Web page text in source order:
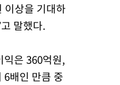
이상을 기대하
말했다.
익은 360억원,
배인 만큼 중